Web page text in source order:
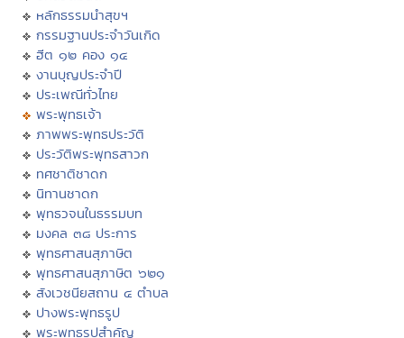
หลักธรรมนำสุขฯ
กรรมฐานประจำวันเกิด
ฮีต ๑๒ คอง ๑๔
งานบุญประจำปี
ประเพณีทั่วไทย
พระพุทธเจ้า
ภาพพระพุทธประวัติ
ประวัติพระพุทธสาวก
ทศชาติชาดก
นิทานชาดก
พุทธวจนในธรรมบท
มงคล ๓๘ ประการ
พุทธศาสนสุภาษิต
พุทธศาสนสุภาษิต ๖๒๑
สังเวชนียสถาน ๔ ตำบล
ปางพระพุทธรูป
พระพุทธรูปสำคัญ